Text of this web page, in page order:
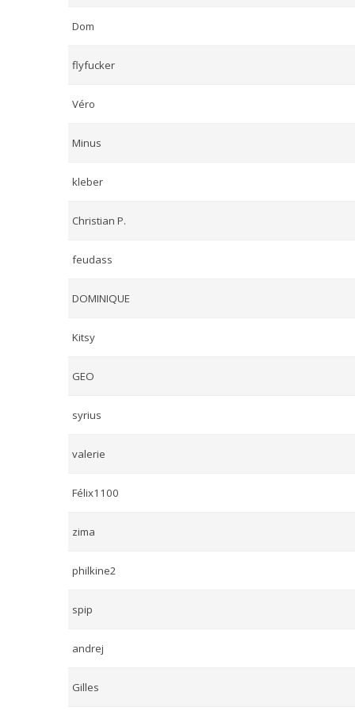
Dom
flyfucker
Véro
Minus
kleber
Christian P.
feudass
DOMINIQUE
Kitsy
GEO
syrius
valerie
Félix1100
zima
philkine2
spip
andrej
Gilles